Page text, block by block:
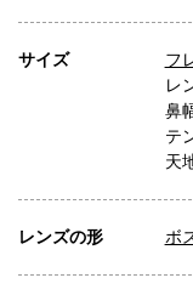
サイズ
フ
レ
鼻
テ
天
レンズの形 ボ